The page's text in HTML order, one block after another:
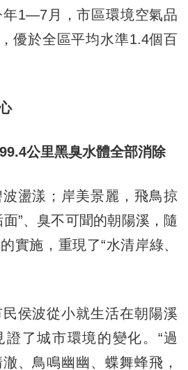
年1—7月，市區環境空氣品
優於全區平均水準1.4個百
公里黑臭水體全部消除
漾；岸美景麗，飛鳥掠
”、臭不可聞的朝陽溪，隨
實施，重現了“水清岸綠、
波從小就生活在朝陽溪
了城市環境的變化。“過
、鳥鳴幽幽、蝶舞蜂飛，